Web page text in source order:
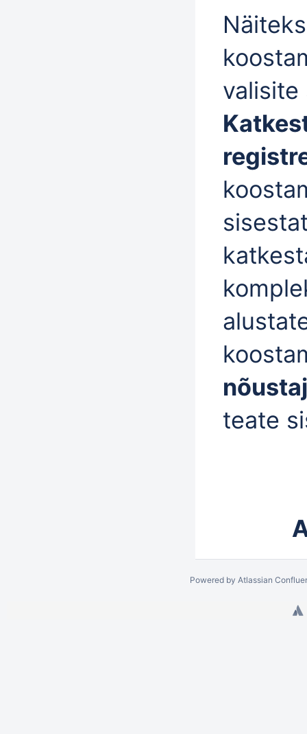
valisite
teate
Powered by Atlassian